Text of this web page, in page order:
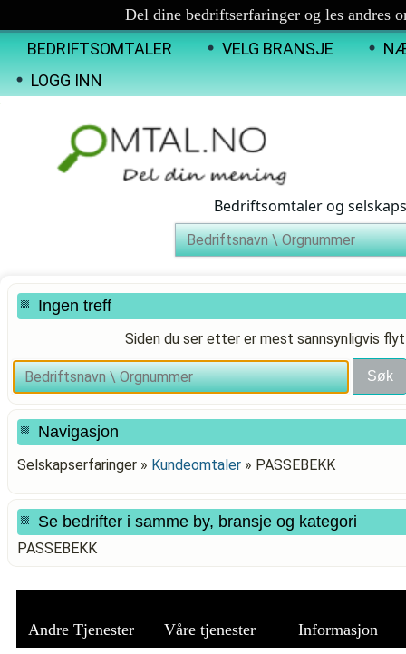
Del dine bedriftserfaringer og les andres
BEDRIFTSOMTALER VELG BRANSJE
LOGG INN
Bedriftsomtaler og
Ingen treff
Siden du ser etter er mest sannsynligvis
Navigasjon
Selskapserfaringer » Kundeomtaler » PASSEBEKK
Se bedrifter i samme by, bransje og kategori
PASSEBEKK
Andre Tjenester Våre tjenester Informasjon